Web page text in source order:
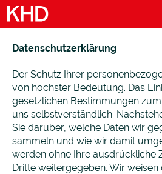
Datenschutzerklärung
Der Schutz Ihrer
von höchster Bedeutung. Das
gesetzlichen Bestimmungen
uns selbstverständlich.
Sie darüber, welche Daten wir
sammeln und wie wir damit
werden ohne Ihre ausdrückliche
Dritte weitergegeben. Wir